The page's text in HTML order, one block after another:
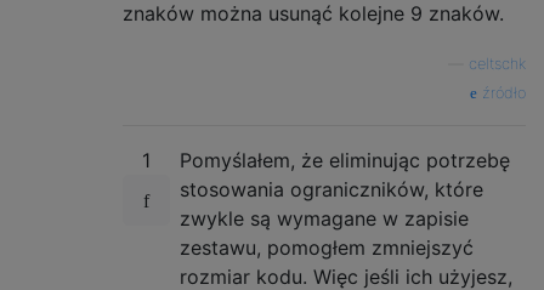
znaków można usunąć kolejne 9 znaków.
celtschk
źródło
1
Pomyślałem, że eliminując potrzebę
stosowania ograniczników, które
zwykle są wymagane w zapisie
zestawu, pomogłem zmniejszyć
rozmiar kodu. Więc jeśli ich użyjesz,